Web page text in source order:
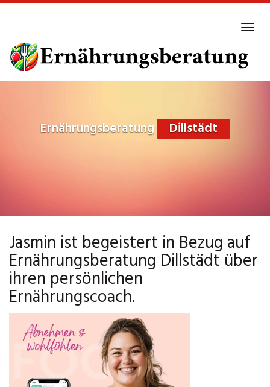
main
content
Ernährungsberatung Dillstädt
Jasmin ist begeistert in Bezug auf
Ernährungsberatung Dillstädt über
ihren persönlichen
Ernährungscoach.